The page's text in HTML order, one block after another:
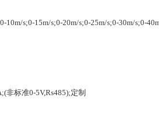
10m/s;0-15m/s;0-20m/s;0-25m/s;0-30m/s;0-
非标准0-5V,Rs485);定制